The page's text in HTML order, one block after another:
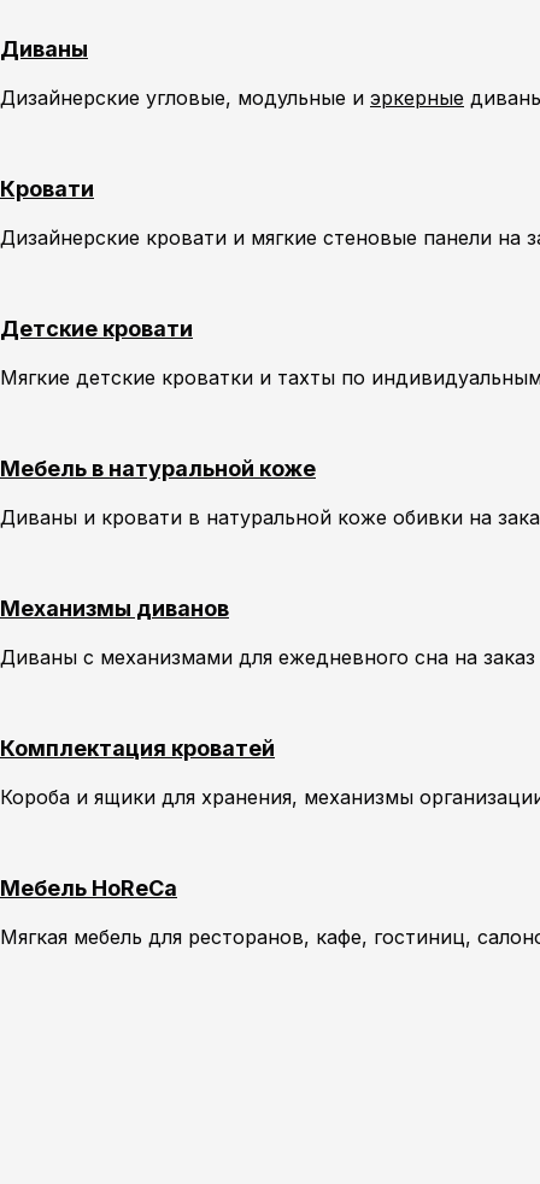
Диваны
Дизайнерские угловые, модульные и эркерные
Кровати
Дизайнерские кровати и мягкие стеновые панели на
Детские кровати
Мягкие детские кроватки и тахты по
Мебель в натуральной коже
Диваны и кровати в натуральной коже обивки на
Механизмы диванов
Диваны с механизмами для ежедневного сна на
Комплектация кроватей
Короба и ящики для хранения, механизмы
Мебель HoReCa
Мягкая мебель для ресторанов, кафе, гостиниц,